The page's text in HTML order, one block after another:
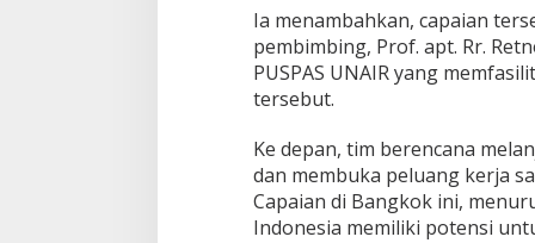
Ia menambahkan, capaian
pembimbing, Prof. apt. Rr.
PUSPAS UNAIR yang
tersebut.
Ke depan, tim berencana
dan membuka peluang kerja
Capaian di Bangkok ini,
Indonesia memiliki potensi